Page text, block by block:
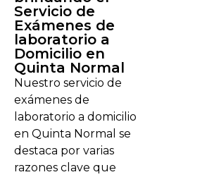
Servicio de
Exámenes de
laboratorio a
Domicilio en
Quinta Normal
Nuestro servicio de
exámenes de
laboratorio a domicilio
en Quinta Normal se
destaca por varias
razones clave que